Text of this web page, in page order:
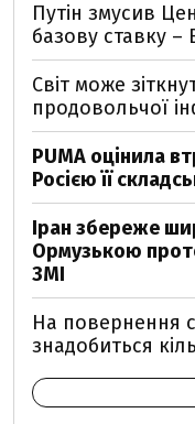
Путін змусив
базову ставку –
Світ може
продовольчої
PUMA оцінила
Росією її
Іран збереже
Ормузькою
ЗМІ
На повернення
знадобиться